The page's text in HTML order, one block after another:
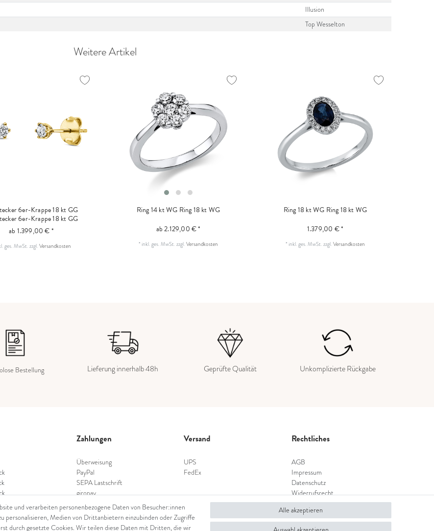
Illusion
Top Wesselton
Weitere Artikel
6er-Krappe 18 kt GG
6er-Krappe 18 kt GG
ab 1.399,00 € *
ges. MwSt.zzgl.Versandkosten
Ring 14 kt WG Ring 18 kt WG
ab 2.129,00 € *
* inkl. ges. MwSt.zzgl.Versandkosten
Ring 18 kt WG Ring 18 kt WG
1.379,00 € *
* inkl. ges. MwSt.zzgl.Versandkosten
Bestellung Lieferung innerhalb 48h Geprüfte Qualität Unkomplizierte Rückgabe
Zahlungen
Überweisung
PayPal
SEPA Lastschrift
giropay
Kreditkarte
Versand
UPS
FedEx
Rechtliches
AGB
Impressum
Datenschutz
Widerrufsrecht
Widerrufsformular
und verarbeiten personenbezogene Daten von Besucher:innen
personalisieren, Medien von Drittanbietern einzubinden oder Zugriffe
durch gesetzte Cookies. Wir teilen diese Daten mit Dritten, die wir
Alle akzeptieren